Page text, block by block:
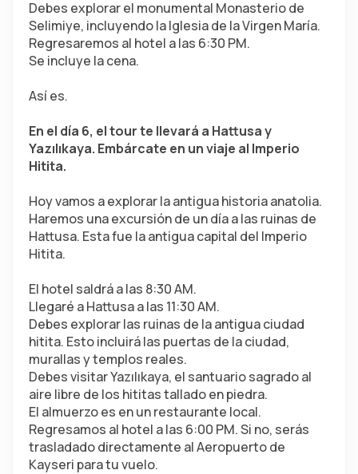
Debes explorar el monumental Monasterio de
Selimiye, incluyendo la Iglesia de la Virgen María.
Regresaremos al hotel a las 6:30 PM.
Se incluye la cena.
Así es.
En el día 6, el tour te llevará a Hattusa y
Yazılıkaya. Embárcate en un viaje al Imperio
Hitita.
Hoy vamos a explorar la antigua historia anatolia.
Haremos una excursión de un día a las ruinas de
Hattusa. Esta fue la antigua capital del Imperio
Hitita.
El hotel saldrá a las 8:30 AM.
Llegaré a Hattusa a las 11:30 AM.
Debes explorar las ruinas de la antigua ciudad
hitita. Esto incluirá las puertas de la ciudad,
murallas y templos reales.
Debes visitar Yazılıkaya, el santuario sagrado al
aire libre de los hititas tallado en piedra.
El almuerzo es en un restaurante local.
Regresamos al hotel a las 6:00 PM. Si no, serás
trasladado directamente al Aeropuerto de
Kayseri para tu vuelo.